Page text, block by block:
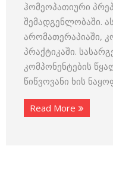
ჰომეოპათიური
შემადგენლობაში.
არომათერაპიაში,
პრაქტიკაში.
კომპონენტების
წიწვოვანი ხის
Read More